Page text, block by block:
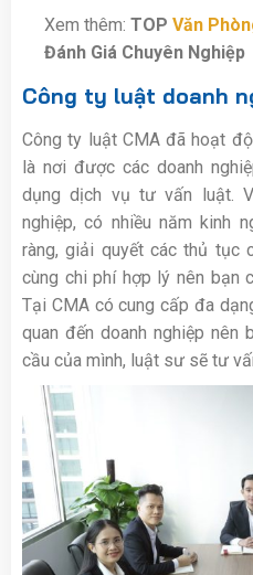
Xem thêm: TOP Văn
Đánh Giá Chuyên Nghiệp
Công ty luật doanh
Công ty luật CMA đã hoạt
là nơi được các doanh
dụng dịch vụ tư vấn luật.
nghiệp, có nhiều năm kinh
ràng, giải quyết các thủ tục
cùng chi phí hợp lý nên bạn
Tại CMA có cung cấp đa
quan đến doanh nghiệp nên
cầu của mình, luật sư sẽ tư